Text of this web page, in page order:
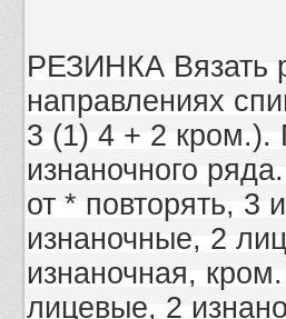
РЕЗИНКА Вязать
направлениях
3 (1) 4 + 2 кром.).
изнаночного
от * повторять, 3
изнаночные, 2
изнаночная,
лицевые, 2